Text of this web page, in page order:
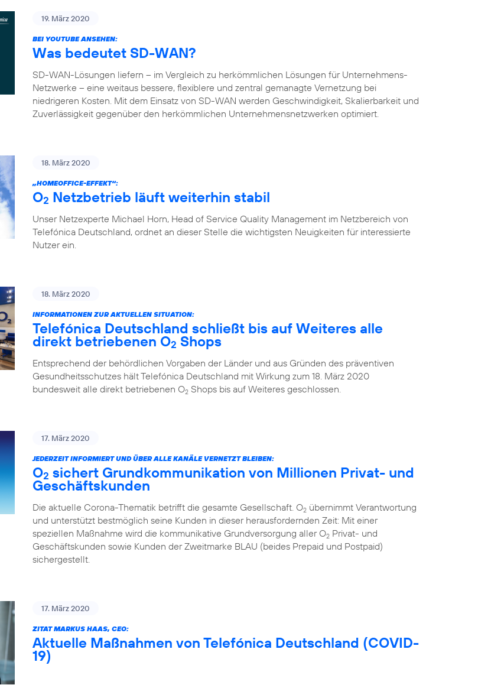
19. März 2020
BEI YOUTUBE ANSEHEN:
Was bedeutet SD-WAN?
SD-WAN-Lösungen liefern – im Vergleich zu herkömmlichen Lösungen für Unternehmens-
Netzwerke – eine weitaus bessere, flexiblere und zentral gemanagte Vernetzung bei
niedrigeren Kosten. Mit dem Einsatz von SD-WAN werden Geschwindigkeit, Skalierbarkeit und
Zuverlässigkeit gegenüber den herkömmlichen Unternehmensnetzwerken optimiert.
18. März 2020
„HOMEOFFICE-EFFEKT“:
O2 Netzbetrieb läuft weiterhin stabil
Unser Netzexperte Michael Horn, Head of Service Quality Management im Netzbereich von
Telefónica Deutschland, ordnet an dieser Stelle die wichtigsten Neuigkeiten für interessierte
Nutzer ein.
18. März 2020
INFORMATIONEN ZUR AKTUELLEN SITUATION:
Telefónica Deutschland schließt bis auf Weiteres alle
direkt betriebenen O2 Shops
Entsprechend der behördlichen Vorgaben der Länder und aus Gründen des präventiven
Gesundheitsschutzes hält Telefónica Deutschland mit Wirkung zum 18. März 2020
bundesweit alle direkt betriebenen O2 Shops bis auf Weiteres geschlossen.
17. März 2020
JEDERZEIT INFORMIERT UND ÜBER ALLE KANÄLE VERNETZT BLEIBEN:
O2 sichert Grundkommunikation von Millionen Privat- und
Geschäftskunden
Die aktuelle Corona-Thematik betrifft die gesamte Gesellschaft. O2 übernimmt Verantwortung
und unterstützt bestmöglich seine Kunden in dieser herausfordernden Zeit: Mit einer
speziellen Maßnahme wird die kommunikative Grundversorgung aller O2 Privat- und
Geschäftskunden sowie Kunden der Zweitmarke BLAU (beides Prepaid und Postpaid)
sichergestellt.
17. März 2020
ZITAT MARKUS HAAS, CEO:
Aktuelle Maßnahmen von Telefónica Deutschland (COVID-
19)